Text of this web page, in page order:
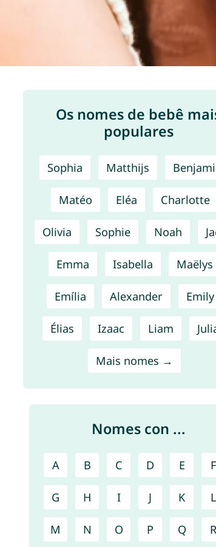
Os nomes de bebê
populares
Sophia Matthijs
Matéo Eléa Charlotte
Olivia Sophie Noah
Emma Isabella Maëlys
Emília Alexander Emily
Élias Izaac Liam
Mais nomes →
Nomes con ...
A B C D E F
G H I J K L
M N O P Q R